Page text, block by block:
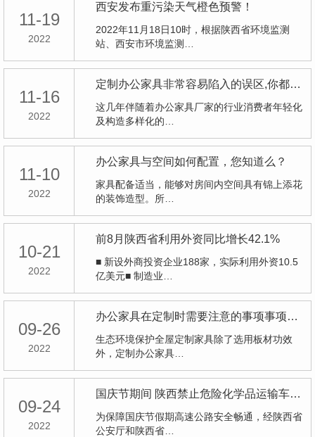
11-19
2022
西安发布重污染天气橙色预警！
2022年11月18日10时，根据陕西省环境监测
站、西安市环境监测…
11-16
2022
定制办公家具非常容易陷入的误区,你都清晰么？
这几年伴随着办公家具厂家的行业消费者年轻化
及构造多样化的…
11-10
2022
办公家具与空间如何配置，您知道么？
家具配备适当，能够对房间内空间具有锦上添花
的装饰造型。所…
10-21
2022
前8月陕西省利用外资同比增长42.1%
■ 新设外商投资企业188家，实际利用外资10.5
亿美元■ 制造业…
09-26
2022
办公家具在定制时需要注意的事项事项好几个细节难题！
生态环境保护全屋定制家具除了选用板材功效
外，定制办公家具…
09-24
2022
国庆节期间 陕西禁止危险化学品运输车辆通行高速公路
为保障国庆节假期高速公路安全畅通，经陕西省
公安厅和陕西省…